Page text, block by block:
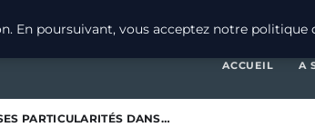
ACCUEIL A
PARTICULARITÉS DANS…
En poursuivant, vous acceptez notre politique